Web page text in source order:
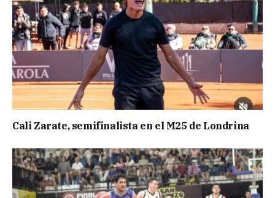
Cali Zarate, semifinalista en el M25 de Londrina